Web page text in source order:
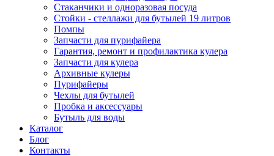
Стаканчики и одноразовая посуда
Стойки - стеллажи для бутылей 19 литров
Помпы
Запчасти для пурифайера
Гарантия, ремонт и профилактика кулера
Запчасти для кулера
Архивные кулеры
Пурифайеры
Чехлы для бутылей
Пробка и аксессуары
Бутыль для воды
Каталог
Блог
Контакты